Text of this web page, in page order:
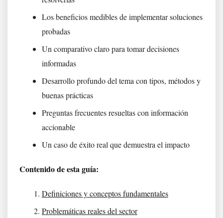
Los beneficios medibles de implementar soluciones
probadas
Un comparativo claro para tomar decisiones
informadas
Desarrollo profundo del tema con tipos, métodos y
buenas prácticas
Preguntas frecuentes resueltas con información
accionable
Un caso de éxito real que demuestra el impacto
Contenido de esta guía:
Definiciones y conceptos fundamentales
Problemáticas reales del sector